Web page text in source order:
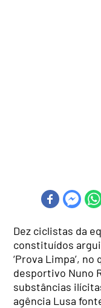
Dez ciclistas da
constituídos
‘Prova Limpa’,
desportivo Nuno
substâncias
agência Lusa